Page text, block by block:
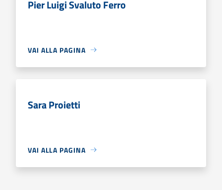
Pier Luigi Svaluto Ferro
VAI ALLA PAGINA
Sara Proietti
VAI ALLA PAGINA